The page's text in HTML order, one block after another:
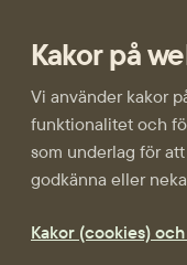
Kakor på
Vi använder kakor
funktionalitet och
som underlag för
godkänna eller
Kakor (cookies)